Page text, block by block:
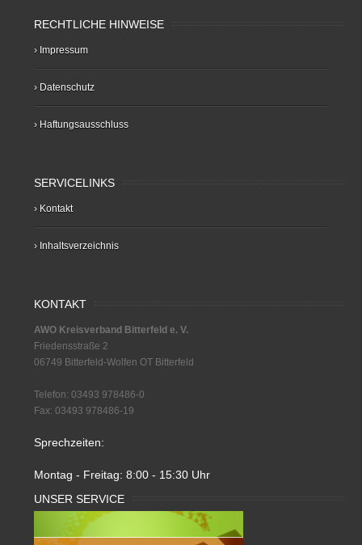
RECHTLICHE HINWEISE
› Impressum
› Datenschutz
› Haftungsausschluss
SERVICELINKS
› Kontakt
› Inhaltsverzeichnis
KONTAKT
AWO Kreisverband Bitterfeld e. V.
Friedensstraße 2
06749 Bitterfeld-Wolfen OT Bitterfeld
Telefon: 03493 978486-0
Fax: 03493 978486-19
Sprechzeiten:
Montag - Freitag: 8:00 - 15:30 Uhr
UNSER SERVICE